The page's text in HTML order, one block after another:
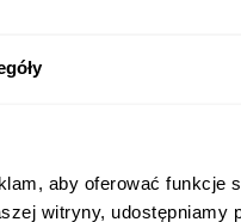
aby oferować funkcje
witryny, udostępniamy
dekoracyjna
zapewnia
i stylowy
odpowiednie
że tapczan
90x190 cm
gości.